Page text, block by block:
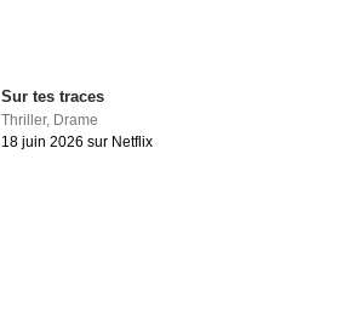
Sur tes traces
Thriller, Drame
18 juin 2026 sur Netflix